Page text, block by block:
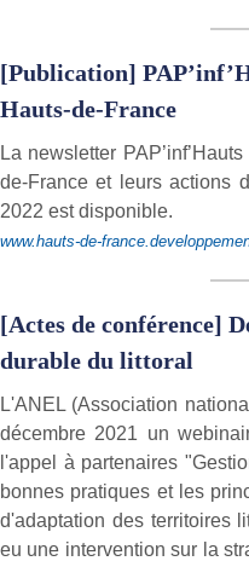
[Publication]
Hauts-de-France
La newsletter
de-France et leurs actions
2022 est disponible.
www.hauts-de-
[Actes de conférence]
durable du littoral
L'ANEL (Association
décembre 2021 un
l'appel à partenaires
bonnes pratiques et les
d'adaptation des territoires
eu une intervention sur la